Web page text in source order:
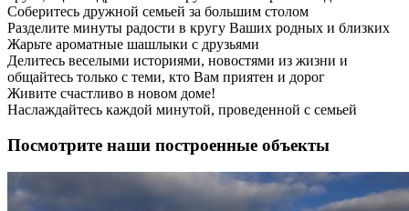
Соберитесь дружной семьей за большим столом
Разделите минуты радости в кругу Ваших родных и близких
Жарьте ароматные шашлыки с друзьями
Делитесь веселыми историями, новостями из жизни и
общайтесь только с теми, кто Вам приятен и дорог
Живите счастливо в новом доме!
Наслаждайтесь каждой минутой, проведенной с семьей
Посмотрите наши построенные объекты